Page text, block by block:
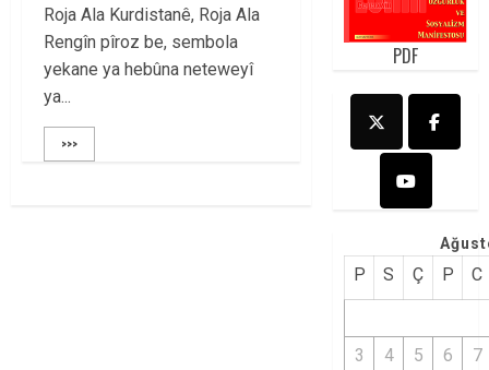
Roja Ala Kurdistanê, Roja Ala
Rengîn pîroz be, sembola
yekane ya hebûna neteweyî
ya...
>>>
PDF
P S Ç P C
3 4 5 6
7